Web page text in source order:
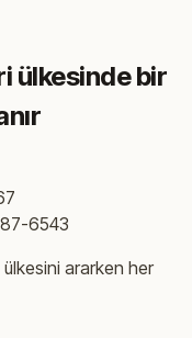
ülkesinde bir
6543
ülkesini ararken her